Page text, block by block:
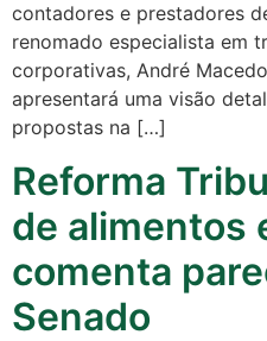
Acontece no
RN
Comércio e
Pipa
Política
Turismo
contadores e prestadores
renomado especialista em
corporativas, André
apresentará uma visão
propostas na […]
Reforma
de alimentos
comenta
Senado